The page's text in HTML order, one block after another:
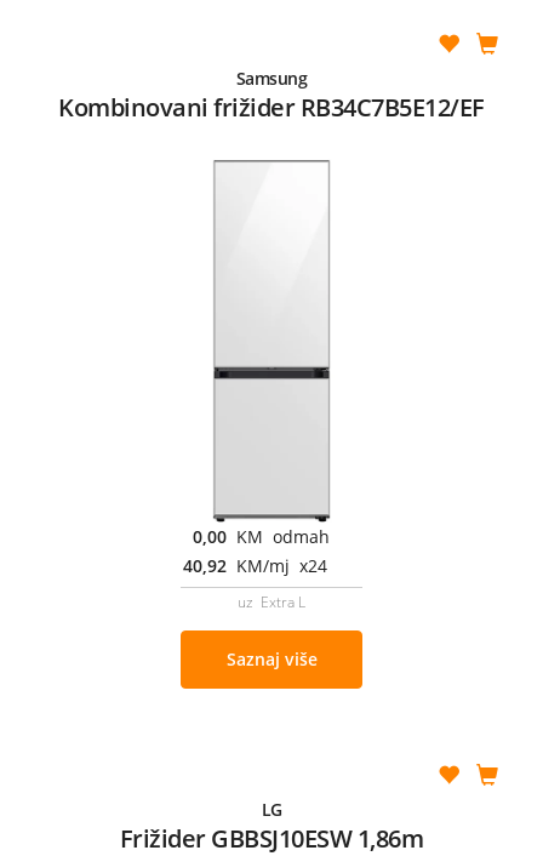
Samsung
Kombinovani frižider RB34C7B5E12/EF
0,00 KM odmah
40,92 KM/mj x24
uz Extra L
Saznaj više
LG
Frižider GBBSJ10ESW 1,86m